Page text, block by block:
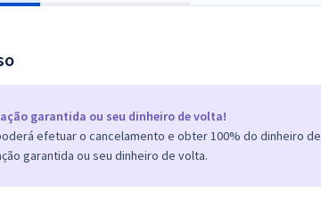
garantida ou seu dinheiro de volta!
efetuar o cancelamento e obter 100% do dinheiro
garantida ou seu dinheiro de volta.